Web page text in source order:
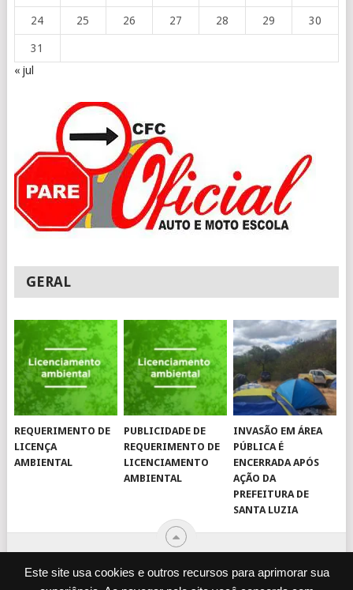
Este site usa cookies e outros recursos para aprimorar sua
24 25 26 27 28 29 30
31
« jul
GERAL
REQUERIMENTO DE
LICENÇA
AMBIENTAL
PUBLICIDADE DE
REQUERIMENTO DE
LICENCIAMENTO
AMBIENTAL
INVASÃO EM ÁREA
PÚBLICA É
ENCERRADA APÓS
AÇÃO DA
PREFEITURA DE
SANTA LUZIA